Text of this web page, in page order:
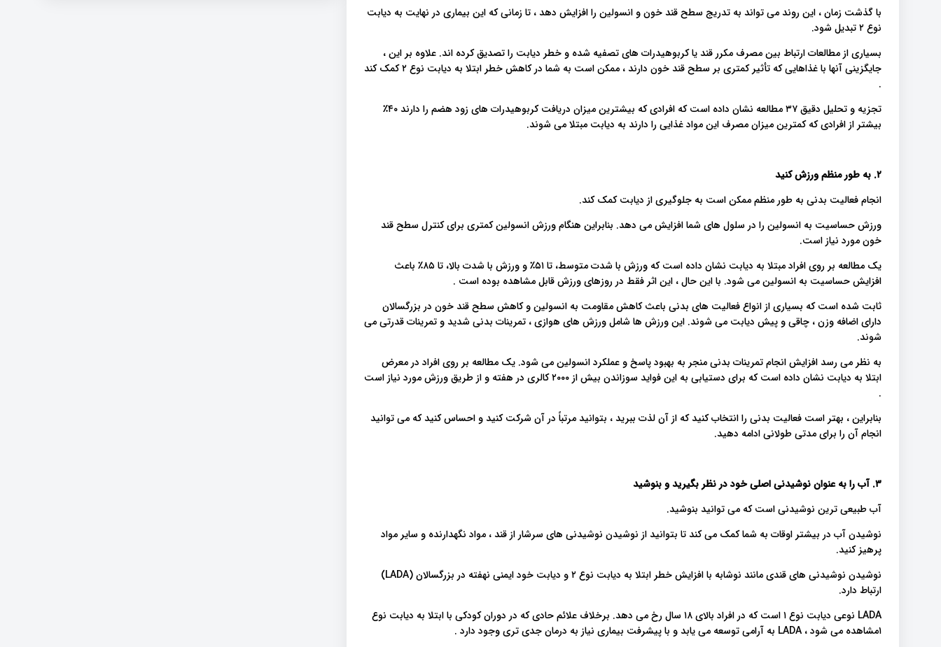
با گذشت زمان ، این روند می تواند به تدریج سطح قند خون و انسولین را افزایش دهد ، تا زمانی که این بیماری در نهایت به دیابت
نوع ۲ تبدیل شود.
بسیاری از مطالعات ارتباط بین مصرف مکرر قند یا کربوهیدرات های تصفیه شده و خطر دیابت را تصدیق کرده اند. علاوه بر این ،
جایگزینی آنها با غذاهایی که تأثیر کمتری بر سطح قند خون دارند ، ممکن است به شما در کاهش خطر ابتلا به دیابت نوع ۲ کمک کند
.
تجزیه و تحلیل دقیق ۳۷ مطالعه نشان داده است که افرادی که بیشترین میزان دریافت کربوهیدرات های زود هضم را دارند ۴۰٪
بیشتر از افرادی که کمترین میزان مصرف این مواد غذایی را دارند به دیابت مبتلا می شوند.
۲. به طور منظم ورزش کنید
انجام فعالیت بدنی به طور منظم ممکن است به جلوگیری از دیابت کمک کند.
ورزش حساسیت به انسولین را در سلول های شما افزایش می دهد. بنابراین هنگام ورزش انسولین کمتری برای کنترل سطح قند
خون مورد نیاز است.
یک مطالعه بر روی افراد مبتلا به دیابت نشان داده است که ورزش با شدت متوسط​​، تا ۵۱٪ و ورزش با شدت بالا، تا ۸۵٪ باعث
افزایش حساسیت به انسولین می شود. با این حال ، این اثر فقط در روزهای ورزش قابل مشاهده بوده است .
ثابت شده است که بسیاری از انواع فعالیت های بدنی باعث کاهش مقاومت به انسولین و کاهش سطح قند خون در بزرگسالان
دارای اضافه وزن ، چاقی و پیش دیابت می شوند. این ورزش ها شامل ورزش های هوازی ، تمرینات بدنی شدید و تمرینات قدرتی می
شوند.
به نظر می رسد افزایش انجام تمرینات بدنی منجر به بهبود پاسخ و عملکرد انسولین می شود. یک مطالعه بر روی افراد در معرض
ابتلا به دیابت نشان داده است که برای دستیابی به این فواید سوزاندن بیش از ۲۰۰۰ کالری در هفته و از طریق ورزش مورد نیاز است
.
بنابراین ، بهتر است فعالیت بدنی را انتخاب کنید که از آن لذت ببرید ، بتوانید مرتباً در آن شرکت کنید و احساس کنید که می توانید
انجام آن را برای مدتی طولانی ادامه دهید.
۳. آب را به عنوان نوشیدنی اصلی خود در نظر بگیرید و بنوشید
آب طبیعی ترین نوشیدنی است که می توانید بنوشید.
نوشیدن آب در بیشتر اوقات به شما کمک می کند تا بتوانید از نوشیدن نوشیدنی های سرشار از قند ، مواد نگهدارنده و سایر مواد
پرهیز کنید.
نوشیدن نوشیدنی های قندی مانند نوشابه با افزایش خطر ابتلا به دیابت نوع ۲ و دیابت خود ایمنی نهفته در بزرگسالان (LADA)
ارتباط دارد.
LADA نوعی دیابت نوع ۱ است که در افراد بالای ۱۸ سال رخ می دهد. برخلاف علائم حادی که در دوران کودکی با ابتلا به دیابت نوع
۱مشاهده می شود ، LADA به آرامی توسعه می یابد و با پیشرفت بیماری نیاز به درمان جدی تری وجود دارد .